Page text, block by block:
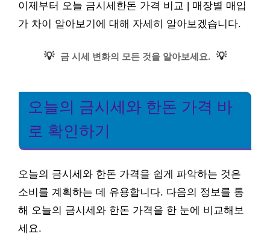
이제부터 오늘 금시세한돈 가격 비교 | 매장별 매입
가 차이 알아보기에 대해 자세히 알아보겠습니다.
💡 금 시세 변화의 모든 것을 알아보세요. 💡
오늘의 금시세와 한돈 가격 바
로 확인하기
오늘의 금시세와 한돈 가격을 쉽게 파악하는 것은
소비를 계획하는 데 유용합니다. 다음의 정보를 통
해 오늘의 금시세와 한돈 가격을 한 눈에 비교해보
세요.